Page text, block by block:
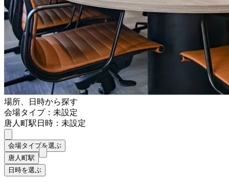
場所、日時から探す
会場タイプ：未設定
唐人町駅日時：未設定
会場タイプを選ぶ
唐人町駅
日時を選ぶ